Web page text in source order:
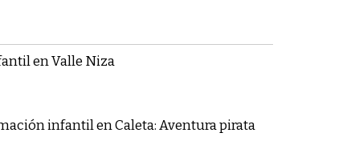
en Valle Niza
infantil en Caleta: Aventura pirata